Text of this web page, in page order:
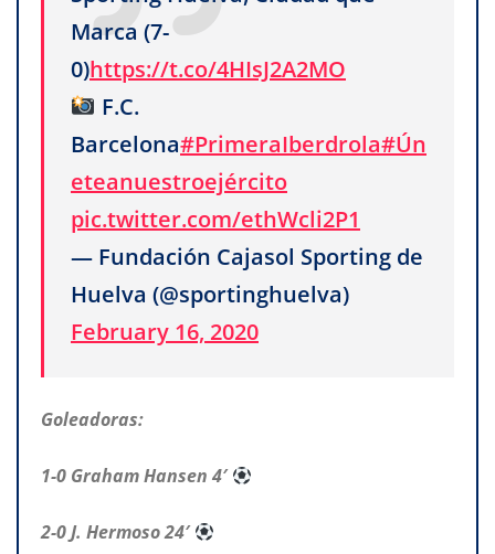
Marca (7-
0)https://t.co/4HIsJ2A2MO
F.C.
Barcelona#PrimeraIberdrola#Ún
eteanuestroejército
pic.twitter.com/ethWcli2P1
— Fundación Cajasol Sporting de
Huelva (@sportinghuelva)
February 16, 2020
Goleadoras:
1-0 Graham Hansen 4′
2-0 J. Hermoso 24′